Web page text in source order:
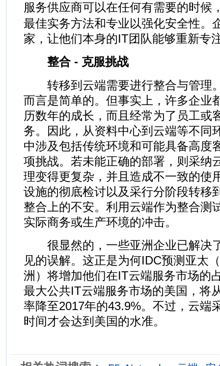
服务供应商可以在任何有需要的时候
最佳实务方法和专业以强化安全性。
家，让他们本身的IT团队能够重新专
整合 - 克服挑战
转移到云端需要进行整合与管理
而言是简单的。但事实上，许多企业
历数年的成长，而且经常为了员工或
务。因此，从资料中心到云端等不同
中涉及包括传统环境和可能具备高度
项挑战。若未能正确的部署，则采纳
理变得更复杂，并且造成不一致的使
设施的彻底检讨以及采行分阶段转移
整合上的不安。利用云端作为整合测
实际商务或生产环境的冲击。
很显然的，一些亚洲企业已解决
见的误解。这正是为何IDC预测亚太
洲）将增加他们在IT云端服务市场的
最大公共IT云端服务市场的美国，将
率降至2017年的43.9%。不过，云端
时间才会达到美国的水准。